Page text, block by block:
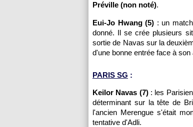
Préville (non noté).
Eui-Jo Hwang (5) : un
donné. Il se crée plusieurs
sortie de Navas sur la
d'une bonne entrée face à
PARIS SG :
Keilor Navas (7): les
déterminant sur la tête de
l'ancien Merengue s'était
tentative d'Adli.